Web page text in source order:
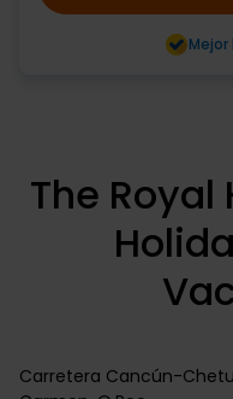
The
Carretera Cancún-